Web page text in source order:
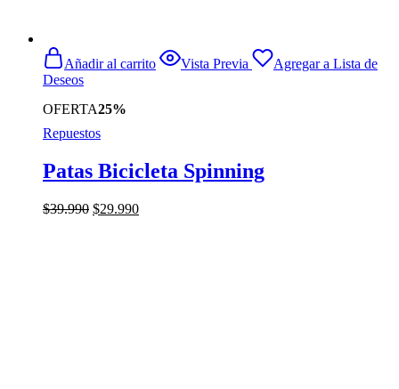
OFERTA25%
Añadir al carrito Vista Previa
Agregar a Lista de
Deseos
Repuestos
Patas Bicicleta Spinning
$39.990 El
$29.990El